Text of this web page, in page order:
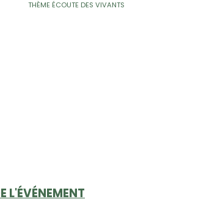
THÈME ÉCOUTE DES VIVANTS
L'ÉVÉNEMENT